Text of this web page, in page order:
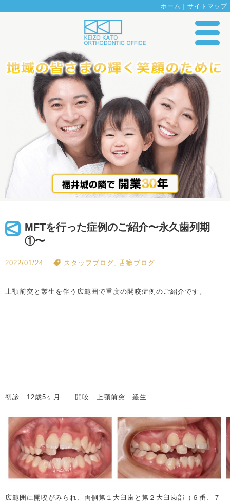
ホーム ｜ サイトマップ
MFTを行った症例のご紹介〜永久歯列期
①〜
2022/01/24 スタッフブログ 舌癖ブログ
上顎前突と叢生を伴う広範囲で重度の開咬症例のご紹介です。
初診 12歳5ヶ月 開咬 上顎前突 叢生
広範囲に開咬がみられ、両側第１大臼歯と第２大臼歯部（６番、７